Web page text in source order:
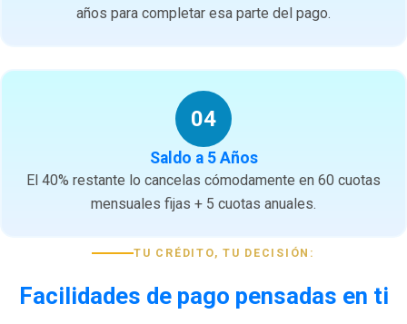
años para completar esa parte del pago.
04
Saldo a 5 Años
El 40% restante lo cancelas cómodamente en 60 cuotas
mensuales fijas + 5 cuotas anuales.
TU CRÉDITO, TU DECISIÓN:
Facilidades de pago pensadas en ti